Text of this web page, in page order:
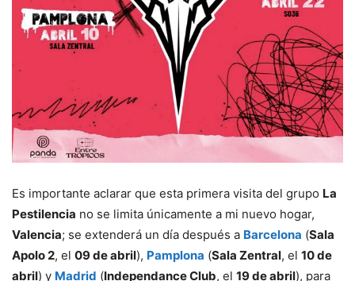
Es importante aclarar que esta primera visita del grupo La
Pestilencia no se limita únicamente a mi nuevo hogar,
Valencia; se extenderá un día después a Barcelona (Sala
Apolo 2, el 09 de abril), Pamplona (Sala Zentral, el 10 de
abril) y Madrid (Independance Club, el 19 de abril), para